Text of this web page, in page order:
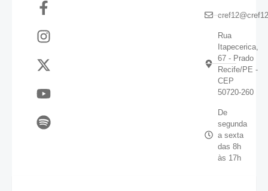
Rua
Itapecerica,
67 - Prado
Recife/PE -
CEP
50720-260
De
segunda
a sexta
das 8h
às 17h